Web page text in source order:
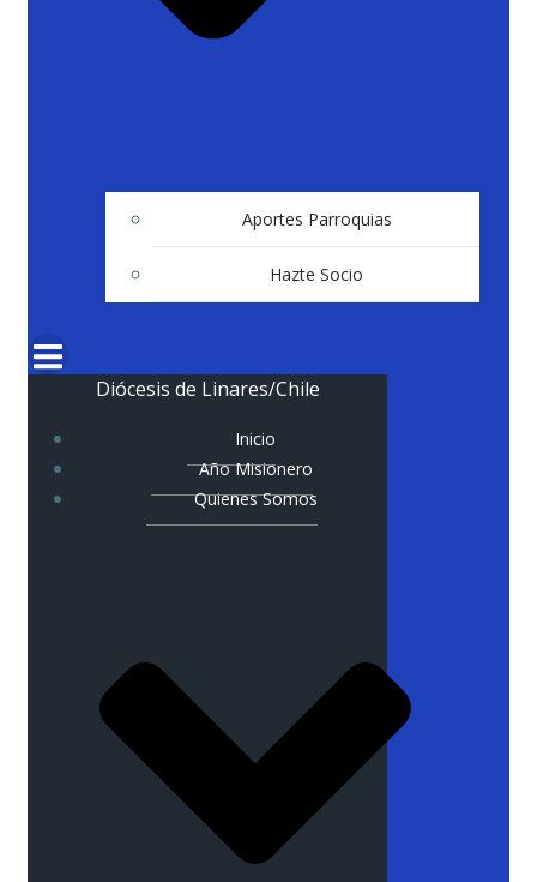
Aportes Parroquias
Hazte Socio
Diócesis de Linares/Chile
Inicio
Año Misionero
Quienes Somos